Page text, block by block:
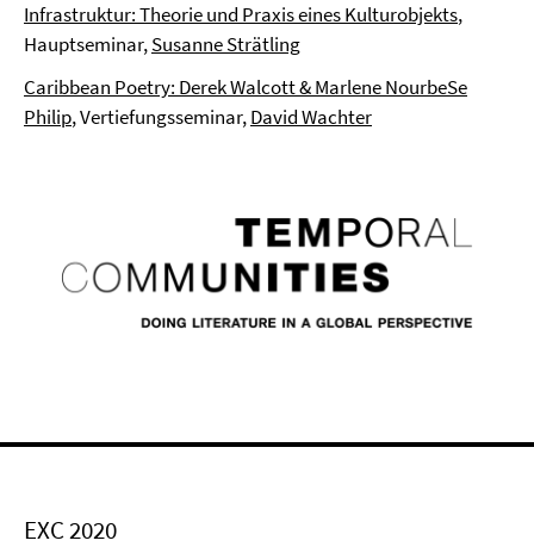
Infrastruktur: Theorie und Praxis eines Kulturobjekts,
Hauptseminar,Susanne Strätling
Caribbean Poetry: Derek Walcott & Marlene NourbeSe
Philip, Vertiefungsseminar,David Wachter
EXC 2020